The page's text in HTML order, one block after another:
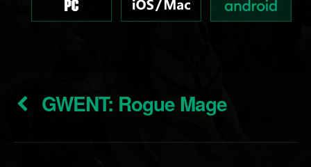
GWENT: Rogue Mage